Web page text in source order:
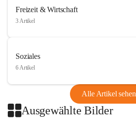
Freizeit & Wirtschaft
3 Artikel
Soziales
6 Artikel
Alle Artikel sehen
Ausgewählte Bilder